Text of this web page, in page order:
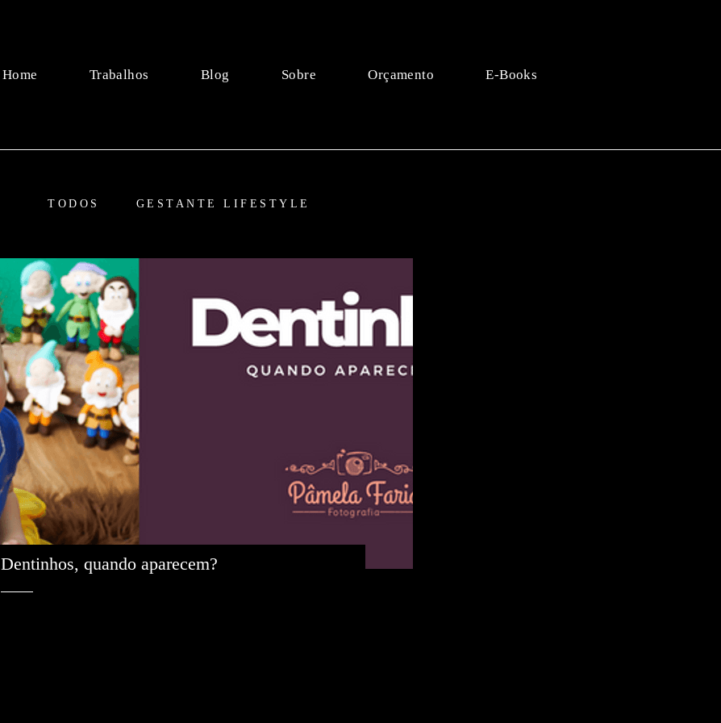
Home Trabalhos Blog Sobre Orçamento E-Books
TODOS GESTANTE LIFESTYLE
Dentinhos, quando aparecem?